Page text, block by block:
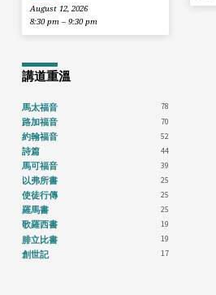
August 12, 2026
8:30 pm – 9:30 pm
講道重溫
馬太福音 78
路加福音 70
約翰福音 52
詩篇 44
馬可福音 39
以弗所書 25
使徒行傳 25
羅馬書 25
歌羅西書 19
腓立比書 19
創世記 17